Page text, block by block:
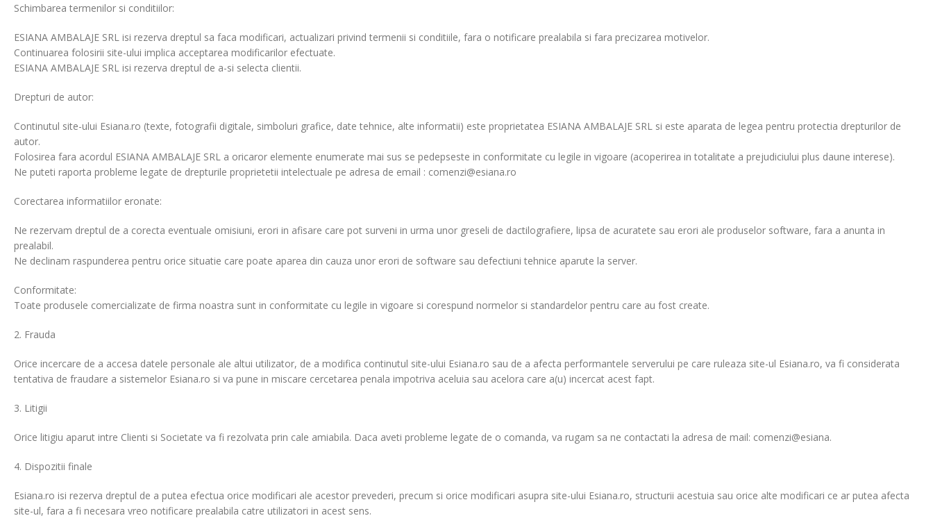
Schimbarea termenilor si conditiilor:
ESIANA AMBALAJE SRL isi rezerva dreptul sa faca modificari, actualizari privind termenii si conditiile, fara o notificare prealabila si fara precizarea motivelor.
Continuarea folosirii site-ului implica acceptarea modificarilor efectuate.
ESIANA AMBALAJE SRL isi rezerva dreptul de a-si selecta clientii.
Drepturi de autor:
Continutul site-ului Esiana.ro (texte, fotografii digitale, simboluri grafice, date tehnice, alte informatii) este proprietatea ESIANA AMBALAJE SRL si este aparata de legea pentru protectia drepturilor de
autor.
Folosirea fara acordul ESIANA AMBALAJE SRL a oricaror elemente enumerate mai sus se pedepseste in conformitate cu legile in vigoare (acoperirea in totalitate a prejudiciului plus daune interese).
Ne puteti raporta probleme legate de drepturile proprietetii intelectuale pe adresa de email : comenzi@esiana.ro
Corectarea informatiilor eronate:
Ne rezervam dreptul de a corecta eventuale omisiuni, erori in afisare care pot surveni in urma unor greseli de dactilografiere, lipsa de acuratete sau erori ale produselor software, fara a anunta in
prealabil.
Ne declinam raspunderea pentru orice situatie care poate aparea din cauza unor erori de software sau defectiuni tehnice aparute la server.
Conformitate:
Toate produsele comercializate de firma noastra sunt in conformitate cu legile in vigoare si corespund normelor si standardelor pentru care au fost create.
2. Frauda
Orice incercare de a accesa datele personale ale altui utilizator, de a modifica continutul site-ului Esiana.ro sau de a afecta performantele serverului pe care ruleaza site-ul Esiana.ro, va fi considerata
tentativa de fraudare a sistemelor Esiana.ro si va pune in miscare cercetarea penala impotriva aceluia sau acelora care a(u) incercat acest fapt.
3. Litigii
Orice litigiu aparut intre Clienti si Societate va fi rezolvata prin cale amiabila. Daca aveti probleme legate de o comanda, va rugam sa ne contactati la adresa de mail: comenzi@esiana.
4. Dispozitii finale
Esiana.ro isi rezerva dreptul de a putea efectua orice modificari ale acestor prevederi, precum si orice modificari asupra site-ului Esiana.ro, structurii acestuia sau orice alte modificari ce ar putea afecta
site-ul, fara a fi necesara vreo notificare prealabila catre utilizatori in acest sens.